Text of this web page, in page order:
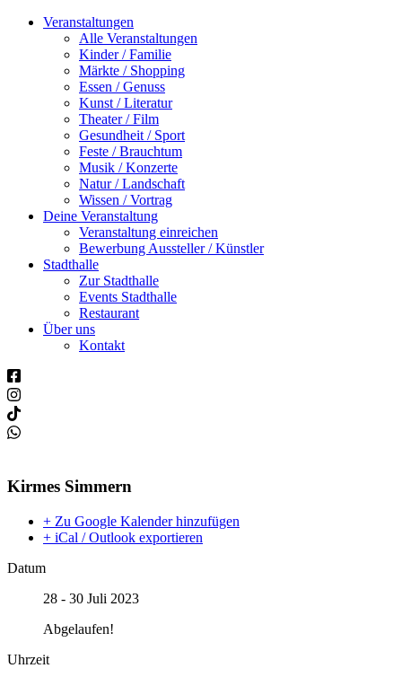
Veranstaltungen
Alle Veranstaltungen
Kinder / Familie
Märkte / Shopping
Essen / Genuss
Kunst / Literatur
Theater / Film
Gesundheit / Sport
Feste / Brauchtum
Musik / Konzerte
Natur / Landschaft
Wissen / Vortrag
Deine Veranstaltung
Veranstaltung einreichen
Bewerbung Aussteller / Künstler
Stadthalle
Zur Stadthalle
Events Stadthalle
Restaurant
Über uns
Kontakt
Kirmes Simmern
+ Zu Google Kalender hinzufügen
+ iCal / Outlook exportieren
Datum
28 - 30 Juli 2023
Abgelaufen!
Uhrzeit